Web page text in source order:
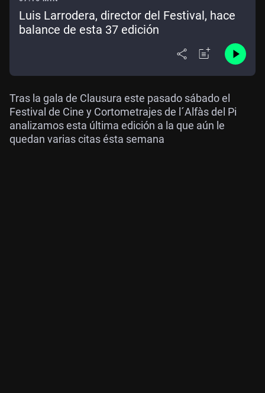
Luis Larrodera, director del Festival, hace
balance de esta 37 edición
Tras la gala de Clausura este pasado sábado el
Festival de Cine y Cortometrajes de l´Alfàs del Pi
analizamos esta última edición a la que aún le
quedan varias citas ésta semana